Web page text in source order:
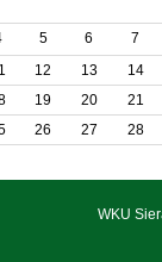
5 6
7
12 13
14
19 20
21
26 27
28
WKU